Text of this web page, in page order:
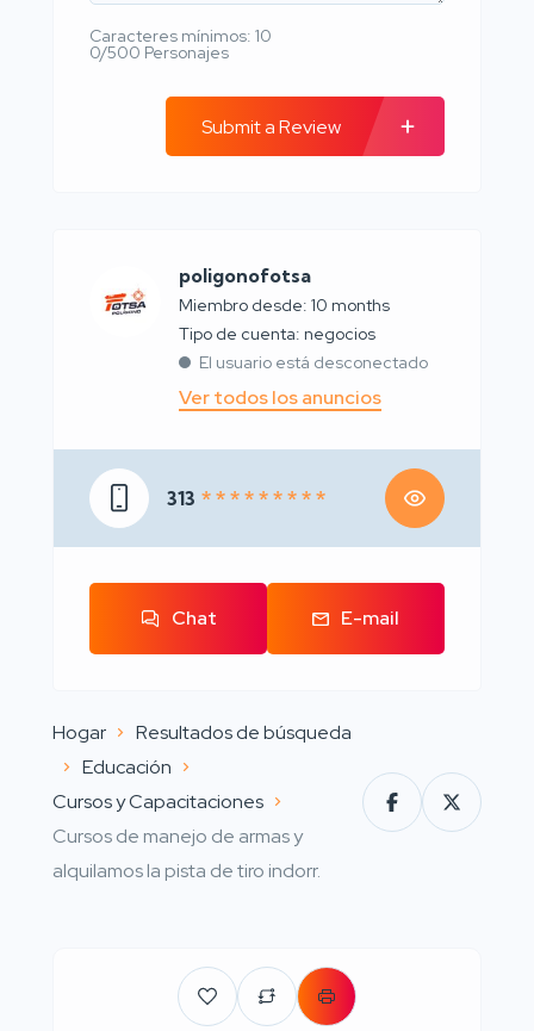
Caracteres mínimos: 10
0/500 Personajes
Submit a Review
poligonofotsa
Miembro desde: 10 months
tipo de cuenta: negocios
El usuario está desconectado
Ver todos los anuncios
313 * * * * * * * * *
Chat E-mail
Hogar
Resultados de búsqueda
Educación
Cursos y Capacitaciones
Cursos de manejo de armas y
alquilamos la pista de tiro indorr.